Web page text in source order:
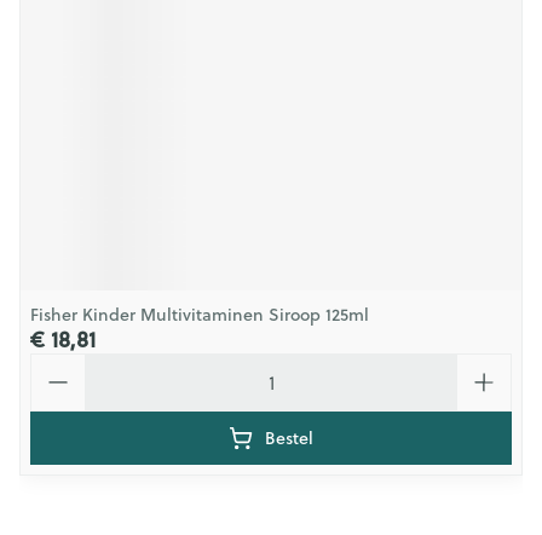
Fisher Kinder Multivitaminen Siroop 125ml
€ 18,81
Bestel